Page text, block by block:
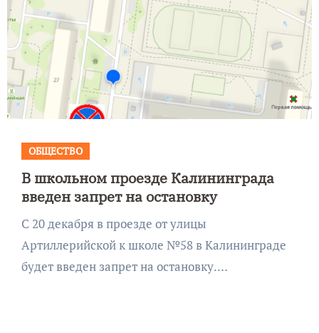
ОБЩЕСТВО
В школьном проезде Калининграда
введен запрет на остановку
С 20 декабря в проезде от улицы
Артиллерийской к школе №58 в Калининграде
будет введен запрет на остановку.…